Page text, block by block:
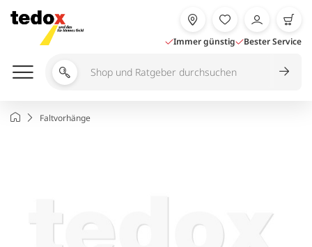
Inhalt
springen
Immer günstig Bester Service
Shop
durchsuchen
StartseiteFaltvorhänge